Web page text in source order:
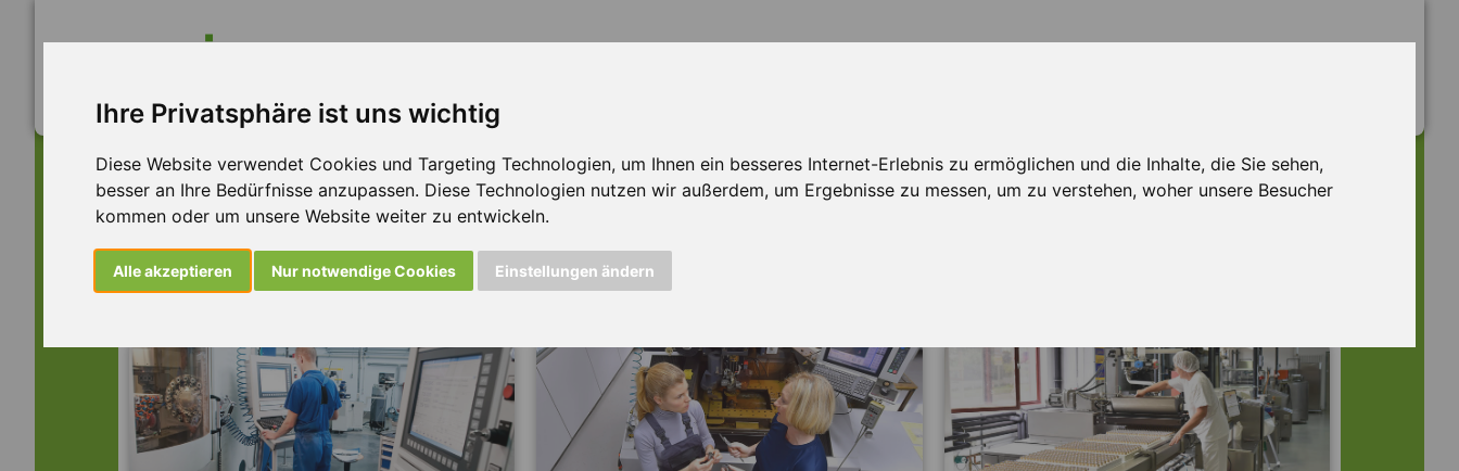
Ihre Privatsphäre ist uns wichtig
Diese Website verwendet Cookies und Targeting Technologien, um Ihnen ein besseres Internet-Erlebnis zu ermöglichen und die Inhalte, die Sie sehen,
besser an Ihre Bedürfnisse anzupassen. Diese Technologien nutzen wir außerdem, um Ergebnisse zu messen, um zu verstehen, woher unsere Besucher
kommen oder um unsere Website weiter zu entwickeln.
Alle akzeptieren Nur notwendige Cookies Einstellungen ändern
Dieser Job ist leider nicht mehr verfügbar ...
... aber vielleicht ist hier etwas dabei: